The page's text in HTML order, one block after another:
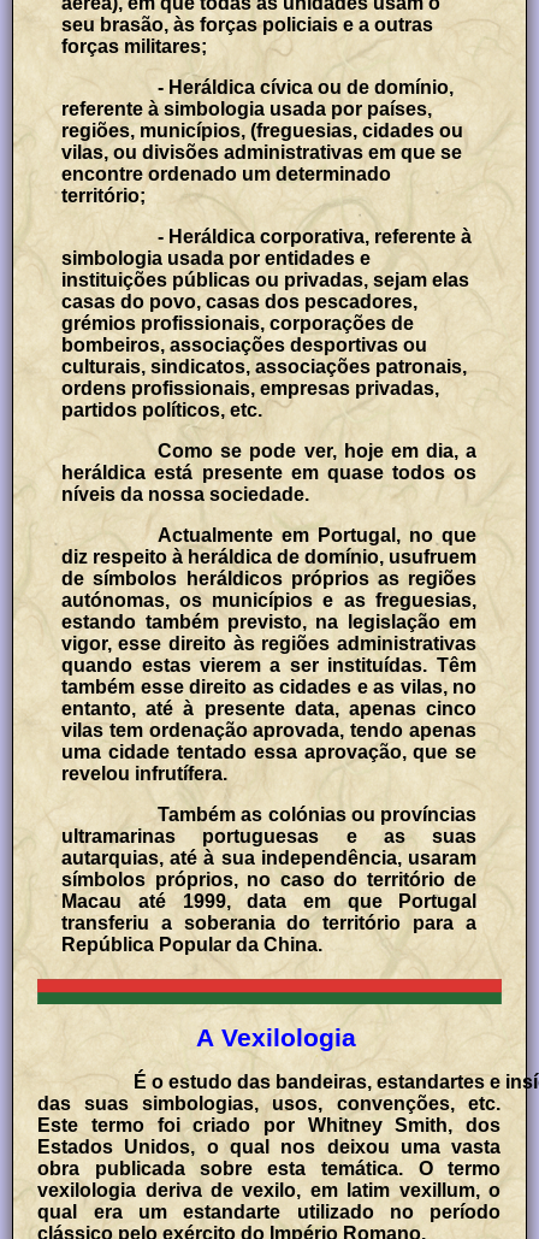
seu brasão, às forças policiais e a outras
forças militares;
- Heráldica cívica ou de domínio,
referente à simbologia usada por países,
regiões, municípios, (freguesias, cidades ou
vilas, ou divisões administrativas em que se
encontre ordenado um determinado
território;
- Heráldica corporativa, referente à
simbologia usada por entidades e
instituições públicas ou privadas, sejam elas
casas do povo, casas dos pescadores,
grémios profissionais, corporações de
bombeiros, associações desportivas ou
culturais, sindicatos, associações patronais,
ordens profissionais, empresas privadas,
partidos políticos, etc.
Como se pode ver, hoje em dia, a
heráldica está presente em quase todos os
níveis da nossa sociedade.
Actualmente em Portugal, no que
diz respeito à heráldica de domínio, usufruem
de símbolos heráldicos próprios as regiões
autónomas, os municípios e as freguesias,
estando também previsto, na legislação em
vigor, esse direito às regiões administrativas
quando estas vierem a ser instituídas. Têm
também esse direito as cidades e as vilas, no
entanto, até à presente data, apenas cinco
vilas tem ordenação aprovada, tendo apenas
uma cidade tentado essa aprovação, que se
revelou infrutífera.
Também as colónias ou províncias
ultramarinas portuguesas e as suas
autarquias, até à sua independência, usaram
símbolos próprios, no caso do território de
Macau até 1999, data em que Portugal
transferiu a soberania do território para a
República Popular da China.
A Vexilologia
É o estudo das bandeiras, estandartes e
das suas simbologias, usos, convenções, etc.
Este termo foi criado por Whitney Smith, dos
Estados Unidos, o qual nos deixou uma vasta
obra publicada sobre esta temática. O termo
vexilologia deriva de vexilo, em latim vexillum, o
qual era um estandarte utilizado no período
clássico pelo exército do Império Romano.